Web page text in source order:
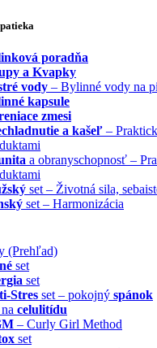
poradňa
a Kvapky
vody – Bylinné vody na
kapsule
zmesi
a kašeľ –
a obranyschopnosť –
set – Životná sila,
set – Harmonizácia
(Prehľad)
set
set
Stres set – pokojný spánok
celulitídu
– Curly Girl Method
set